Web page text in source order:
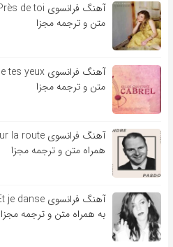
متن و ترجمه مجزا
متن و ترجمه مجزا
همراه متن و ترجمه مجزا
به همراه متن و ترجمه مجزا